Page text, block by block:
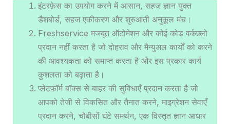
इंटरफ़ेस का उपयोग करने में आसान, सहज ज्ञान युक्त
डैशबोर्ड, सहज एकीकरण और शुरुआती अनुकूल मंच।
Freshservice मजबूत ऑटोमेशन और कोई कोड वर्कफ़्लो
प्रदान नहीं करता है जो दोहराव और मैन्युअल कार्यों को करने
की आवश्यकता को समाप्त करता है और इस प्रकार कार्य
कुशलता को बढ़ाता है।
प्लेटफ़ॉर्म बॉक्स से बाहर की सुविधाएँ प्रदान करता है जो
आपको तेजी से विकसित और तैनात करने, माइग्रेशन सेवाएँ
प्रदान करने, चौबीसों घंटे समर्थन, एक विस्तृत ज्ञान आधार